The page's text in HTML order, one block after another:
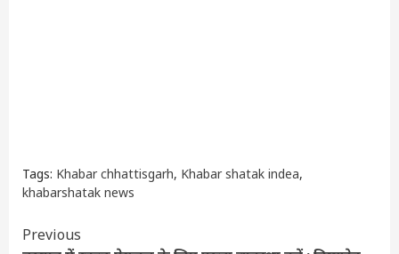
Tags: Khabar chhattisgarh, Khabar shatak indea,
khabarshatak news
Continue
Previous